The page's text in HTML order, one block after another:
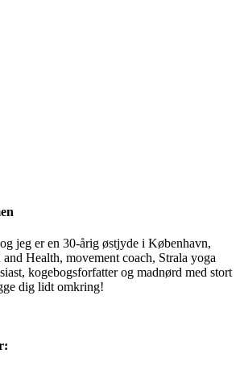
jeg er en 30-årig østjyde i København,
Health, movement coach, Strala yoga
kogebogsforfatter og madnørd med stort
dig lidt omkring!